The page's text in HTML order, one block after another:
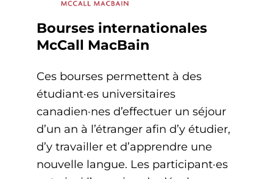
Bourses internationales
McCall MacBain
Ces bourses permettent à des
étudiant·es universitaires
canadien·nes d’effectuer un séjour
d’un an à l’étranger afin d’y étudier,
d’y travailler et d’apprendre une
nouvelle langue. Les participant·es